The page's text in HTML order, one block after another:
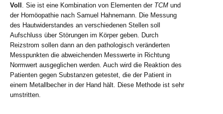
Voll . Sie ist eine Kombination von Elementen der TCM und
der Homöopathie nach Samuel Hahnemann. Die Messung
des Hautwiderstandes an verschiedenen Stellen soll
Aufschluss über Störungen im Körper geben. Durch
Reizstrom sollen dann an den pathologisch veränderten
Messpunkten die abweichenden Messwerte in Richtung
Normwert ausgeglichen werden. Auch wird die Reaktion des
Patienten gegen Substanzen getestet, die der Patient in
einem Metallbecher in der Hand hält. Diese Methode ist sehr
umstritten.